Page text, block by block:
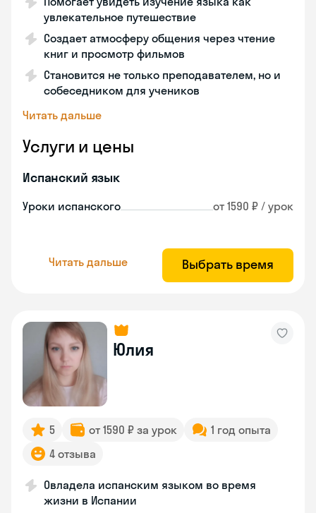
увлекательное путешествие
Создает атмосферу общения через чтение
книг и просмотр фильмов
Становится не только преподавателем, но и
собеседником для учеников
Читать дальше
Услуги и цены
Испанский язык
Уроки испанского от 1590 ₽ / урок
Читать дальше Выбрать время
Юлия
5 от 1590 ₽ за урок
1 год опыта
4 отзыва
Овладела испанским языком во время
жизни в Испании